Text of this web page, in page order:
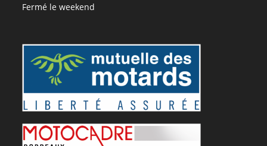
Fermé le weekend